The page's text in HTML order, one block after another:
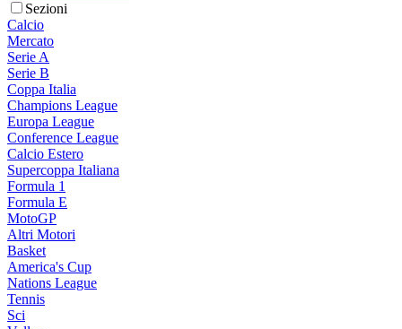
Sezioni
Calcio
Mercato
Serie A
Serie B
Coppa Italia
Champions League
Europa League
Conference League
Calcio Estero
Supercoppa Italiana
Formula 1
Formula E
MotoGP
Altri Motori
Basket
America's Cup
Nations League
Tennis
Sci